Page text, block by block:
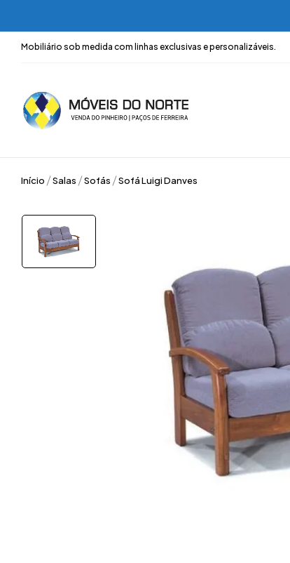
Mobiliário sob medida com linhas exclusivas e personalizáveis.
Início Salas Sofás Sofá Luigi Danves